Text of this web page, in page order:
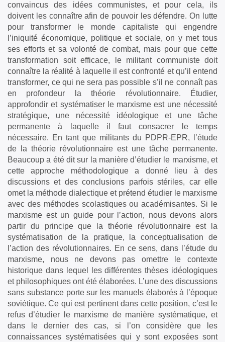
convaincus des idées communistes, et pour cela, ils
doivent les connaître afin de pouvoir les défendre. On lutte
pour transformer le monde capitaliste qui engendre
l’iniquité économique, politique et sociale, on y met tous
ses efforts et sa volonté de combat, mais pour que cette
transformation soit efficace, le militant communiste doit
connaître la réalité à laquelle il est confronté et qu’il entend
transformer, ce qui ne sera pas possible s’il ne connaît pas
en profondeur la théorie révolutionnaire. Étudier,
approfondir et systématiser le marxisme est une nécessité
stratégique, une nécessité idéologique et une tâche
permanente à laquelle il faut consacrer le temps
nécessaire. En tant que militants du PDPR-EPR, l’étude
de la théorie révolutionnaire est une tâche permanente.
Beaucoup a été dit sur la manière d’étudier le marxisme, et
cette approche méthodologique a donné lieu à des
discussions et des conclusions parfois stériles, car elle
omet la méthode dialectique et prétend étudier le marxisme
avec des méthodes scolastiques ou académisantes. Si le
marxisme est un guide pour l’action, nous devons alors
partir du principe que la théorie révolutionnaire est la
systématisation de la pratique, la conceptualisation de
l’action des révolutionnaires. En ce sens, dans l’étude du
marxisme, nous ne devons pas omettre le contexte
historique dans lequel les différentes thèses idéologiques
et philosophiques ont été élaborées. L’une des discussions
sans substance porte sur les manuels élaborés à l’époque
soviétique. Ce qui est pertinent dans cette position, c’est le
refus d’étudier le marxisme de manière systématique, et
dans le dernier des cas, si l’on considère que les
connaissances systématisées qui y sont exposées sont